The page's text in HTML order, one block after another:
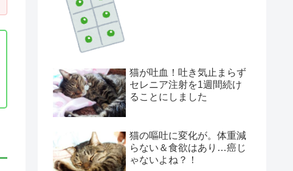
猫が吐血！吐き気止まらず
セレニア注射を1週間続け
ることにしました
猫の嘔吐に変化が。体重減
らない＆食欲はあり…癌じ
ゃないよね？！